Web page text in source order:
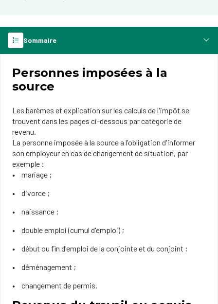
Sommaire
Personnes imposées à la
source
Les barèmes et explication sur les calculs de l'impôt se
trouvent dans les pages ci-dessous par catégorie de
revenu.
La personne imposée à la source a l'obligation d'informer
son employeur en cas de changement de situation, par
exemple :
mariage ;
divorce ;
naissance ;
double emploi (cumul d'emploi) ;
début ou fin d'emploi de la conjointe et du conjoint ;
déménagement ;
changement de permis.